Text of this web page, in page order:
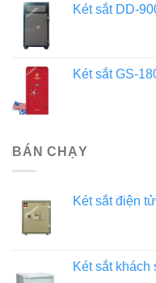
Két sắt DD-
Két sắt GS-
BÁN CHẠY
Két sắt điện
Két sắt khách